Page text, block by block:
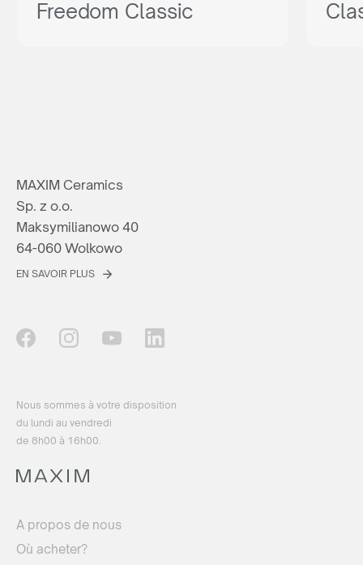
Freedom Classic
MAXIM Ceramics
Sp. z o.o.
Maksymilianowo 40
64-060 Wolkowo
EN SAVOIR PLUS
Nous sommes à votre disposition
du lundi au vendredi
de 8h00 à 16h00.
A propos de nous
Où acheter?